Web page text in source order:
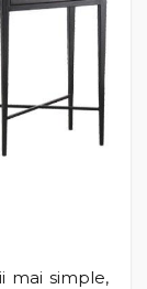
mai simple,